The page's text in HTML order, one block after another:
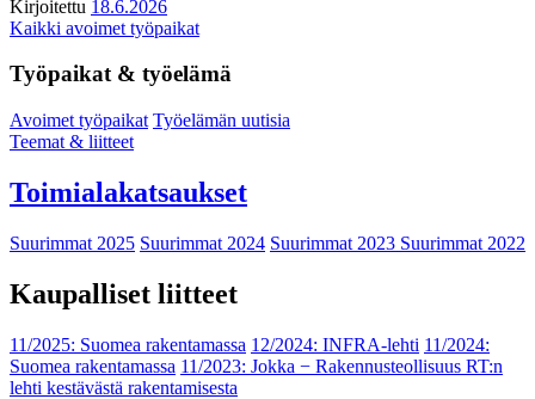
Kirjoitettu 18.6.2026
Kaikki avoimet työpaikat
Työpaikat & työelämä
Avoimet työpaikat Työelämän uutisia
Teemat & liitteet
Toimialakatsaukset
Suurimmat 2025 Suurimmat 2024 Suurimmat 2023 Suurimmat 2022
Kaupalliset liitteet
11/2025: Suomea rakentamassa 12/2024: INFRA-lehti 11/2024:
Suomea rakentamassa 11/2023: Jokka − Rakennusteollisuus RT:n
lehti kestävästä rakentamisesta